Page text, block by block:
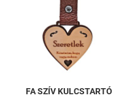
FA SZÍV KULCSTARTÓ